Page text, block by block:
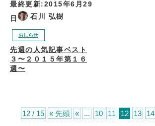
最終更新:2015年6月29
日
石川 弘樹
おしらせ
先週の人気記事ベスト
３〜２０１５年第１６
週〜
12 / 15 « 先頭 « ... 10 11 12 13 14